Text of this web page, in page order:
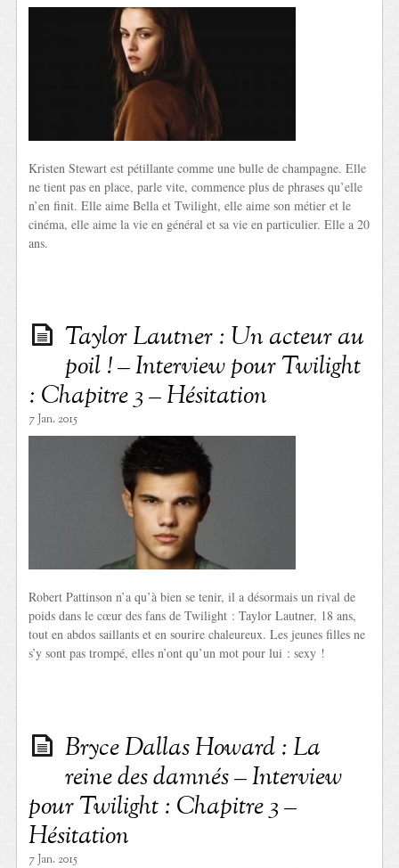
Kristen Stewart est pétillante comme une bulle de champagne. Elle
ne tient pas en place, parle vite, commence plus de phrases qu’elle
n’en finit. Elle aime Bella et Twilight, elle aime son métier et le
cinéma, elle aime la vie en général et sa vie en particulier. Elle a 20
ans.
Taylor Lautner : Un acteur au
poil ! – Interview pour Twilight
: Chapitre 3 – Hésitation
7 Jan. 2015
Robert Pattinson n’a qu’à bien se tenir, il a désormais un rival de
poids dans le cœur des fans de Twilight : Taylor Lautner, 18 ans,
tout en abdos saillants et en sourire chaleureux. Les jeunes filles ne
s’y sont pas trompé, elles n’ont qu’un mot pour lui : sexy !
Bryce Dallas Howard : La
reine des damnés – Interview
pour Twilight : Chapitre 3 –
Hésitation
7 Jan. 2015